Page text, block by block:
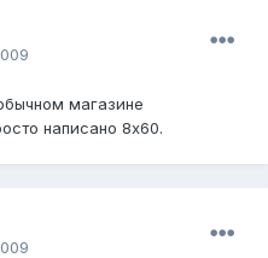
магазине
написано 8х60.